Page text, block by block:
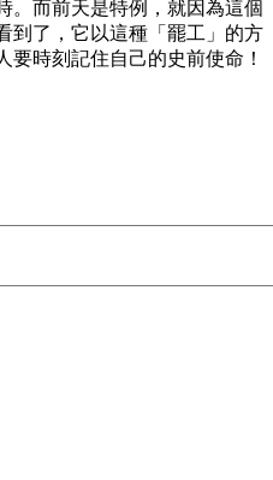
。而前天是特例，就因為這個
到了，它以這種「罷工」的方
時刻記住自己的史前使命！